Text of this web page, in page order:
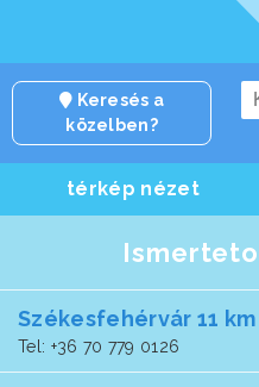
Keresés a
közelben?
térkép nézet
Székesfehérvár 11 km
Tel: +36 70 779 0126